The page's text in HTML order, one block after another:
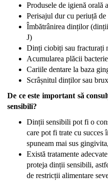
Produsele de igienă orală
Perisajul dur cu periuță de
Îmbătrânirea dinților
J)
Dinți ciobiți sau fracturați
Acumularea plăcii
Cariile dentare la baza
Scrâșnitul dinților sau
De ce este important să
sensibili?
Dinții sensibili pot fi o
care pot fi trate cu succes
spuneam mai sus
Există tratamente
proteja dinții sensibili,
de restricții alimentare